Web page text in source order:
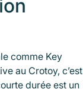
comme Key
au Crotoy, c’est
durée est un